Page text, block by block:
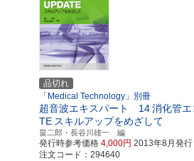
品切れ
「Medical Technology」別冊
超音波エキスパート 14消化管
TE スキルアップをめざして
畠二郎・長谷川雄一 編
発行時参考価格 4,000円 2013年8月発行
注文コード：294640